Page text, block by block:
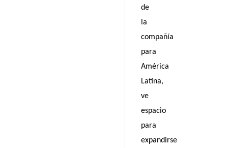
de
la
compañía
para
América
Latina,
ve
espacio
para
expandirse